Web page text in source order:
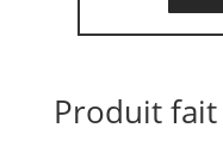
Produit